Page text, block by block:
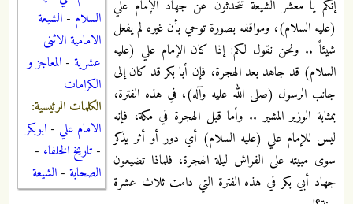
السلام - الشيعة
الامامية الاثنى
عشرية - المعاجز و
الكرامات
الكلمات الرئيسية:
الامام علي - ابوبكر
- تاريخ الخلفاء -
الصحابة - الشيعة
إنكم يا معشر الشيعة تتحدثون عن جهاد الإمام علي
(عليه السلام)، ومواقفه بصورة توحي بأن غيره لم يفعل
شيئاً .. ونحن نقول لكم: إذا كان الإمام علي (عليه
السلام) قد جاهد بعد الهجرة، فإن أبا بكر قد كان إلى
جانب الرسول (صلى الله عليه وآله)، في هذه الفترة،
بمثابة الوزير المشير .. وأما قبل الهجرة في مكة، فإنه
ليس للإمام علي (عليه السلام) أي دور أو أثر يذكر
سوى مبيته على الفراش ليلة الهجرة، فلماذا تضيعون
جهاد أبي بكر في هذه الفترة التي دامت ثلاث عشرة